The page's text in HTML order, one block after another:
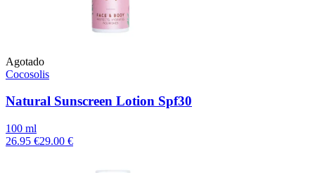
Agotado
Cocosolis
Natural Sunscreen Lotion Spf30
100 ml
26.95 €29.00 €